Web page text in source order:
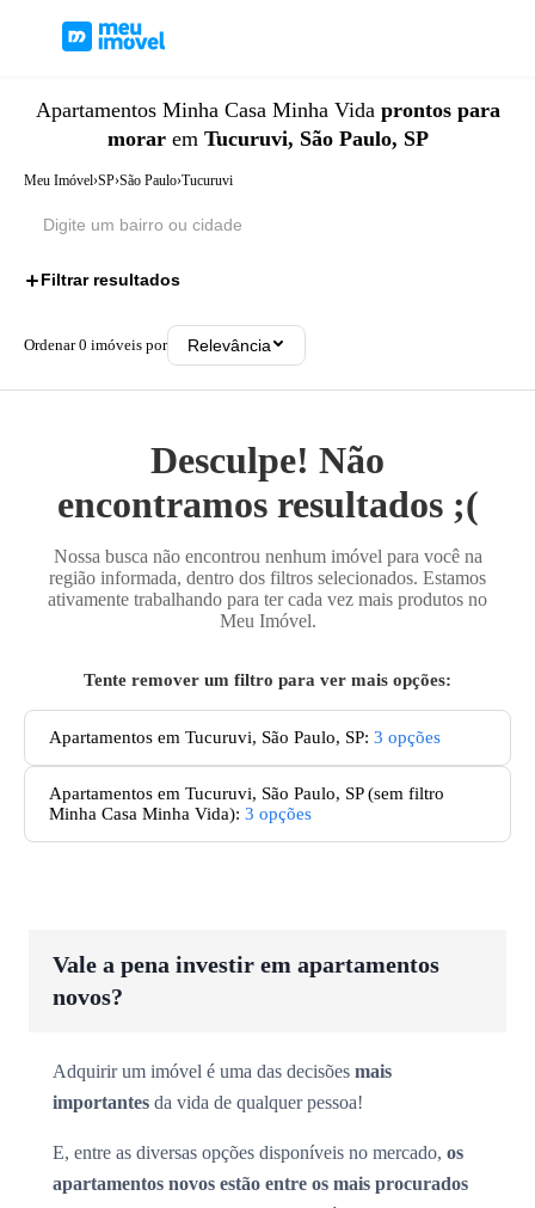
Apartamentos Minha Casa Minha Vida prontos para
morar em Tucuruvi, São Paulo, SP
Meu Imóvel›SP›São Paulo›Tucuruvi
Filtrar resultados
Ordenar0 imóveis por Relevância
Desculpe! Não
encontramos resultados ;(
Nossa busca não encontrou nenhum imóvel para você na
região informada, dentro dos filtros selecionados. Estamos
ativamente trabalhando para ter cada vez mais produtos no
Meu Imóvel.
Tente remover um filtro para ver mais opções:
Apartamentos em Tucuruvi, São Paulo, SP: 3 opções
Apartamentos em Tucuruvi, São Paulo, SP(sem filtro
Minha Casa Minha Vida): 3 opções
Vale a pena investir em apartamentos
novos?
Adquirir um imóvel é uma das decisões mais
importantes da vida de qualquer pessoa!
E, entre as diversas opções disponíveis no mercado, os
apartamentos novos estão entre os mais procurados